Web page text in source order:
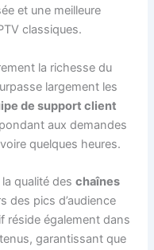
et une meilleure
classiques.
la richesse du
largement les
de support client
aux demandes
quelques heures.
qualité deschaînes
des pics d’audience
réside également dans
garantissant que